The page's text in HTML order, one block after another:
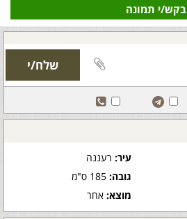
בקש/י תמונה
עיר:רעננה
גובה:185 ס"מ
מוצא:אחר